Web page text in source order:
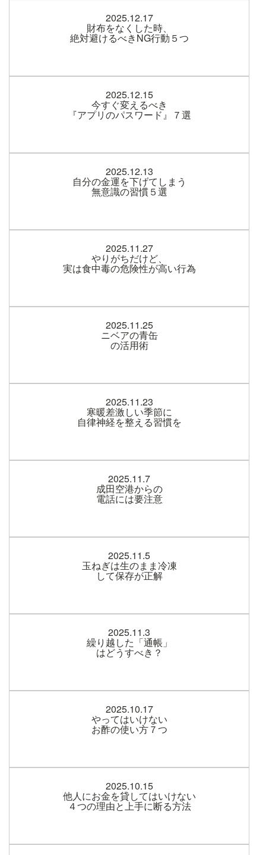
2025.12.17
財布をなくした時、
絶対避けるべきNG行動５つ
2025.12.15
今すぐ変えるべき
『アプリのパスワード』７選
2025.12.13
自分の金運を下げてしまう
無意識の習慣５選
2025.11.27
やりがちだけど、
実は食中毒の危険性が高い行為
2025.11.25
ニベアの青缶
の活用術
2025.11.23
寒暖差激しい季節に
自律神経を整える習慣を
2025.11.7
成田空港からの
電話には要注意
2025.11.5
玉ねぎは生のまま冷凍
して保存が正解
2025.11.3
繰り越した「通帳」
はどうすべき？
2025.10.17
やってはいけない
お酢の使い方７つ
2025.10.15
他人にお金を貸してはいけない
４つの理由と上手に断る方法